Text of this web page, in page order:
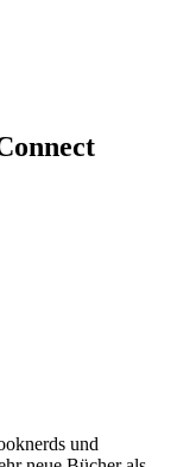
und